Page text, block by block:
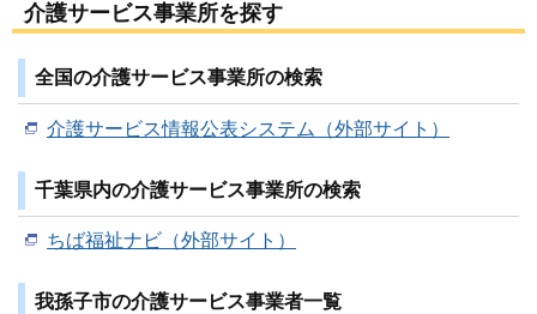
介護サービス事業所を探す
全国の介護サービス事業所の検索
介護サービス情報公表システム（外部サイト）
千葉県内の介護サービス事業所の検索
ちば福祉ナビ（外部サイト）
我孫子市の介護サービス事業者一覧